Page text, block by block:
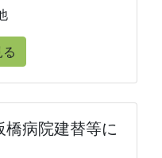
橋病院建替等に